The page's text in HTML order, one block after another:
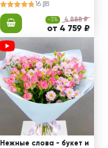
16
-3% 4 888 ₽
от 4 759 ₽
Нежные слова - букет и